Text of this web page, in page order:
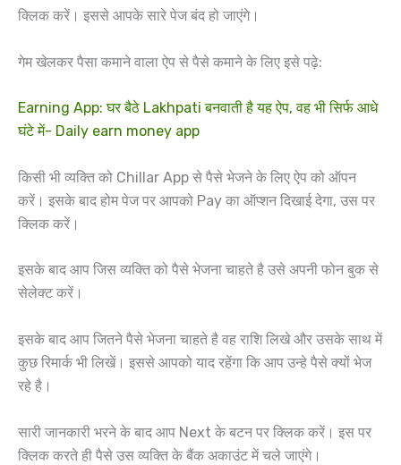
क्लिक करें। इससे आपके सारे पेज बंद हो जाएंगे।
गेम खेलकर पैसा कमाने वाला ऐप से पैसे कमाने के लिए इसे पढ़े:
Earning App: घर बैठे Lakhpati बनवाती है यह ऐप, वह भी सिर्फ आधे
घंटे में-‌ Daily earn money app
किसी भी व्यक्ति को Chillar App से पैसे भेजने के लिए ऐप को ऑपन
करें। इसके बाद होम पेज पर आपको Pay का ऑप्शन दिखाई देगा, उस पर
क्लिक करें।
इसके बाद आप जिस व्यक्ति को पैसे भेजना चाहते है उसे अपनी फोन बुक से
सेलेक्ट करें।
इसके बाद आप जितने पैसे भेजना चाहते है वह राशि लिखे और उसके साथ में
कुछ रिमार्क भी लिखें। इससे आपको याद रहेंगा कि आप उन्हे पैसे क्यों भेज
रहे है।
सारी जानकारी भरने के बाद आप Next के बटन पर क्लिक करें। इस पर
क्लिक करते ही पैसे उस व्यक्ति के बैंक अकाउंट में चले जाएंगे।